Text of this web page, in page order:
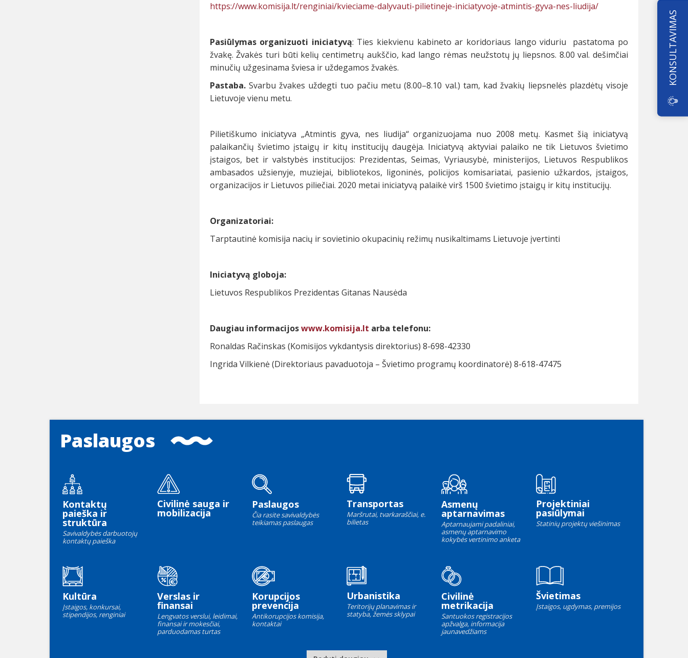
https://www.komisija.lt/renginiai/kvieciame-dalyvauti-pilietineje-iniciatyvoje-atmintis-gyva-nes-liudija/
Pasiūlymas organizuoti iniciatyvą: Ties kiekvienu kabineto ar koridoriaus lango viduriu pastatoma po
žvakę. Žvakės turi būti kelių centimetrų aukščio, kad lango rėmas neužstotų jų liepsnos. 8.00 val. dešimčiai
minučių užgesinama šviesa ir uždegamos žvakės.
Pastaba.Svarbu žvakes uždegti tuo pačiu metu (8.00–8.10 val.) tam, kad žvakių liepsnelės plazdėtų visoje
Lietuvoje vienu metu.
Pilietiškumo iniciatyva „Atmintis gyva, nes liudija“ organizuojama nuo 2008 metų. Kasmet šią iniciatyvą
palaikančių švietimo įstaigų ir kitų institucijų daugėja. Iniciatyvą aktyviai palaiko ne tik Lietuvos švietimo
įstaigos, bet ir valstybės institucijos: Prezidentas, Seimas, Vyriausybė, ministerijos, Lietuvos Respublikos
ambasados užsienyje, muziejai, bibliotekos, ligoninės, policijos komisariatai, pasienio užkardos, įstaigos,
organizacijos ir Lietuvos piliečiai. 2020 metai iniciatyvą palaikė virš 1500 švietimo įstaigų ir kitų institucijų.
Organizatoriai:
Tarptautinė komisija nacių ir sovietinio okupacinių režimų nusikaltimams Lietuvoje įvertinti
Iniciatyvą globoja:
Lietuvos Respublikos Prezidentas Gitanas Nausėda
Daugiau informacijoswww.komisija.lt arba telefonu:
Ronaldas Račinskas (Komisijos vykdantysis direktorius) 8-698-42330
Ingrida Vilkienė (Direktoriaus pavaduotoja – Švietimo programų koordinatorė) 8-618-47475
Paslaugos
Kontaktų
paieška ir
struktūra
Savivaldybės darbuotojų
kontaktų paieška
Civilinė sauga ir
mobilizacija
Paslaugos
Čia rasite savivaldybės
teikiamas paslaugas
Transportas
Maršrutai, tvarkaraščiai, e.
bilietas
Asmenų
aptarnavimas
Aptarnaujami padaliniai,
asmenų aptarnavimo
kokybės vertinimo anketa
Projektiniai
pasiūlymai
Statinių projektų viešinimas
Kultūra
Įstaigos, konkursai,
stipendijos, renginiai
Verslas ir
finansai
Lengvatos verslui, leidimai,
finansai ir mokesčiai,
parduodamas turtas
Korupcijos
prevencija
Antikorupcijos komisija,
kontaktai
Urbanistika
Teritorijų planavimas ir
statyba, žemės sklypai
Civilinė
metrikacija
Santuokos registracijos
apžvalga, informacija
jaunavedžiams
Švietimas
Įstaigos, ugdymas, premijos
KONSULTAVIMAS